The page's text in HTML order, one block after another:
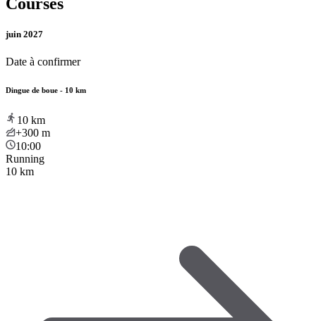
juin 2027
Date à confirmer
Dingue de boue - 10 km
10 km
+300 m
10:00
Running
10 km